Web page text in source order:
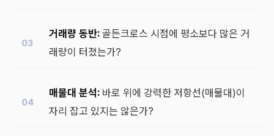
거래량 동반: 골든크로스 시점에 평소보다 많은 거
래량이 터졌는가?
매물대 분석: 바로 위에 강력한 저항선(매물대)이
자리 잡고 있지는 않은가?